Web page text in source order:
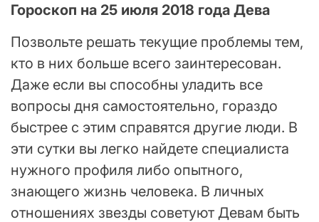
Гороскоп на 25 июля 2018 года Дева
Позвольте решать текущие проблемы тем,
кто в них больше всего заинтересован.
Даже если вы способны уладить все
вопросы дня самостоятельно, гораздо
быстрее с этим справятся другие люди. В
эти сутки вы легко найдете специалиста
нужного профиля либо опытного,
знающего жизнь человека. В личных
отношениях звезды советуют Девам быть